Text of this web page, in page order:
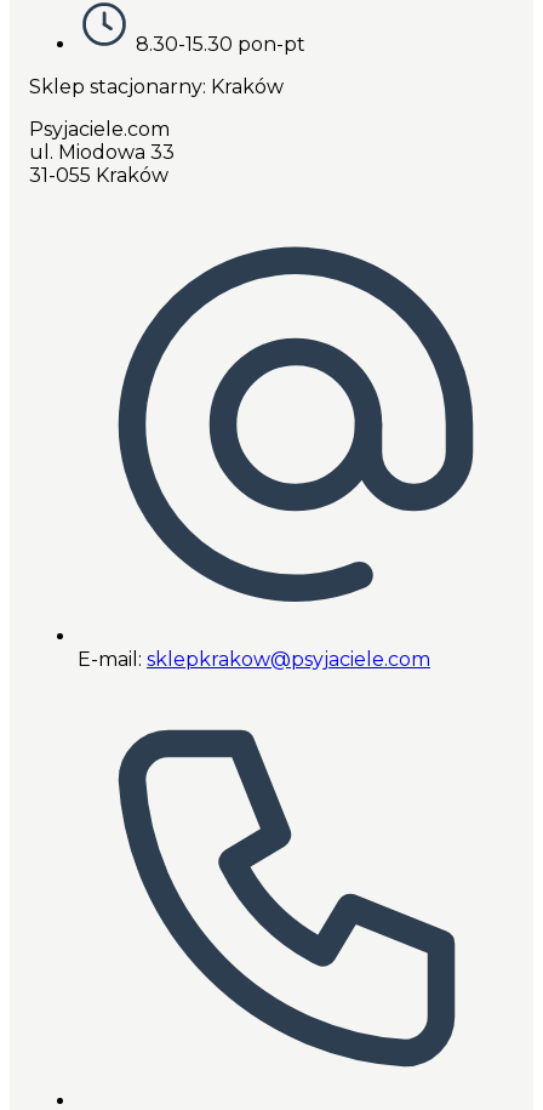
8.30-15.30 pon-pt
Sklep stacjonarny: Kraków
Psyjaciele.com
ul. Miodowa 33
31-055 Kraków
E-mail: sklepkrakow@psyjaciele.com